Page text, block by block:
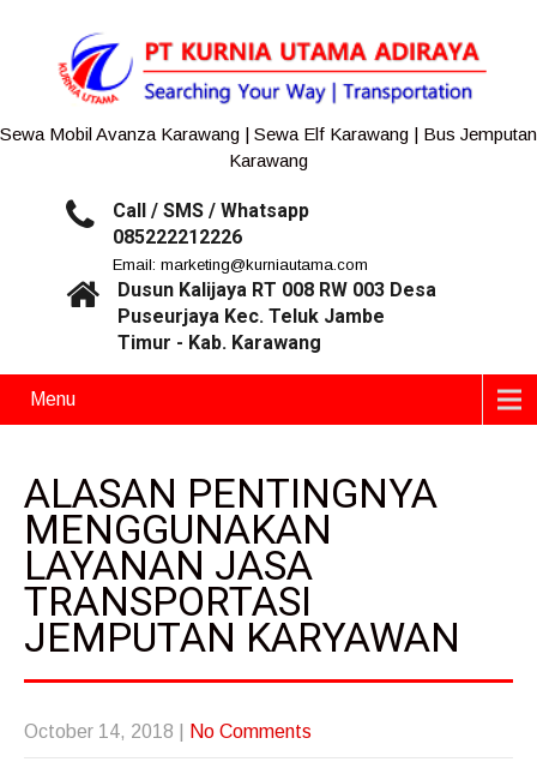
Sewa Mobil Avanza Karawang | Sewa Elf Karawang | Bus Jemputan
Karawang
Call / SMS / Whatsapp
085222212226
Email: marketing@kurniautama.com
Dusun Kalijaya RT 008 RW 003 Desa
Puseurjaya Kec. Teluk Jambe
Timur - Kab. Karawang
Menu
ALASAN PENTINGNYA
MENGGUNAKAN
LAYANAN JASA
TRANSPORTASI
JEMPUTAN KARYAWAN
October 14, 2018 No Comments